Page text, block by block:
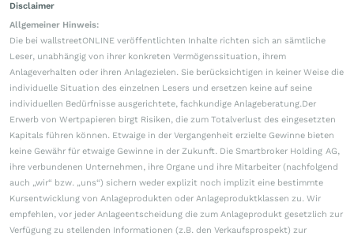
Disclaimer
Allgemeiner Hinweis:
Die bei wallstreetONLINE veröffentlichten Inhalte richten sich an sämtliche
Leser, unabhängig von ihrer konkreten Vermögenssituation, ihrem
Anlageverhalten oder ihren Anlagezielen. Sie berücksichtigen in keiner Weise die
individuelle Situation des einzelnen Lesers und ersetzen keine auf seine
individuellen Bedürfnisse ausgerichtete, fachkundige Anlageberatung.Der
Erwerb von Wertpapieren birgt Risiken, die zum Totalverlust des eingesetzten
Kapitals führen können. Etwaige in der Vergangenheit erzielte Gewinne bieten
keine Gewähr für etwaige Gewinne in der Zukunft. Die Smartbroker Holding AG,
ihre verbundenen Unternehmen, ihre Organe und ihre Mitarbeiter (nachfolgend
auch „wir“ bzw. „uns“) sichern weder explizit noch implizit eine bestimmte
Kursentwicklung von Anlageprodukten oder Anlageproduktklassen zu. Wir
empfehlen, vor jeder Anlageentscheidung die zum Anlageprodukt gesetzlich zur
Verfügung zu stellenden Informationen (z.B. den Verkaufsprospekt) zur